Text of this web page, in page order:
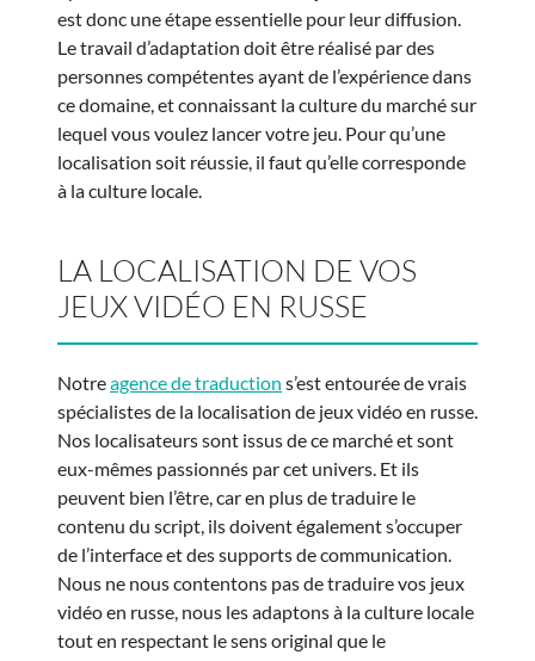
est donc une étape essentielle pour leur diffusion.
Le travail d’adaptation doit être réalisé par des
personnes compétentes ayant de l’expérience dans
ce domaine, et connaissant la culture du marché sur
lequel vous voulez lancer votre jeu. Pour qu’une
localisation soit réussie, il faut qu’elle corresponde
à la culture locale.
LA LOCALISATION DE VOS
JEUX VIDÉO EN RUSSE
Notreagence de traduction s’est entourée de vrais
spécialistes de la localisation de jeux vidéo en russe.
Nos localisateurs sont issus de ce marché et sont
eux-mêmes passionnés par cet univers. Et ils
peuvent bien l’être, car en plus de traduire le
contenu du script, ils doivent également s’occuper
de l’interface et des supports de communication.
Nous ne nous contentons pas de traduire vos jeux
vidéo en russe, nous les adaptons à la culture locale
tout en respectant le sens original que le